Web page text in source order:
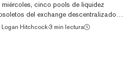
miércoles, cinco pools de liquidez
del exchange descentralizado
basado en Solana, fueron
Logan Hitchcock·3 min lectura